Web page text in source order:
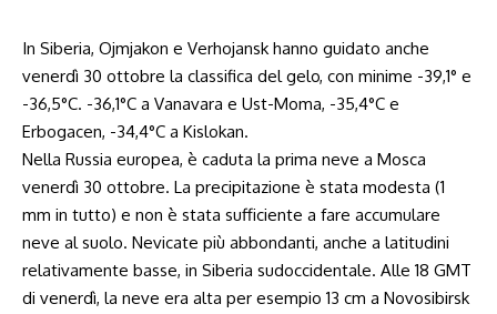
In Siberia, Ojmjakon e Verhojansk hanno guidato anche
venerdì 30 ottobre la classifica del gelo, con minime -39,1° e
-36,5°C. -36,1°C a Vanavara e Ust-Moma, -35,4°C e
Erbogacen, -34,4°C a Kislokan.
Nella Russia europea, è caduta la prima neve a Mosca
venerdì 30 ottobre. La precipitazione è stata modesta (1
mm in tutto) e non è stata sufficiente a fare accumulare
neve al suolo. Nevicate più abbondanti, anche a latitudini
relativamente basse, in Siberia sudoccidentale. Alle 18 GMT
di venerdì, la neve era alta per esempio 13 cm a Novosibirsk